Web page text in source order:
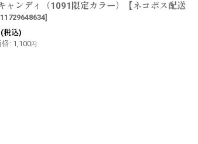
ャンディ（1091限定カラー）【ネコポス配送
]
(税込)
: 1,100円